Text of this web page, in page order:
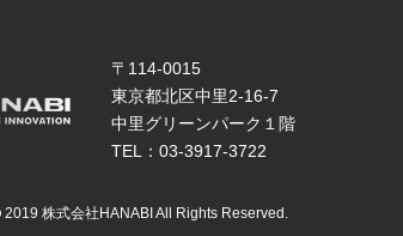
〒114-0015
東京都北区中里2-16-7
中里グリーンパーク１階
TEL：03-3917-3722
2019 株式会社HANABI All Rights Reserved.